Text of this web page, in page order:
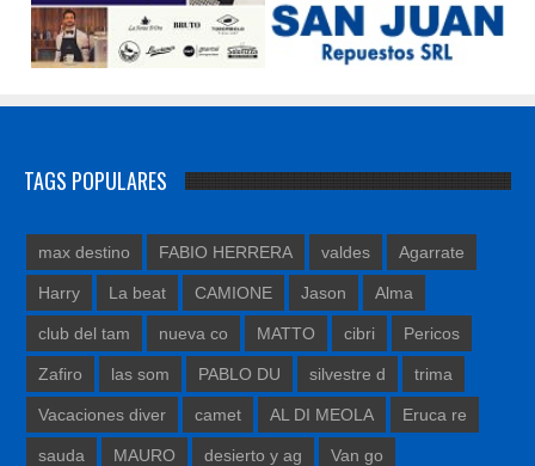
TAGS POPULARES
max destino FABIO HERRERA valdes Agarrate
Harry La beat CAMIONE Jason Alma
club del tam nueva co MATTO cibri Pericos
Zafiro las som PABLO DU silvestre d trima
Vacaciones diver camet AL DI MEOLA Eruca re
sauda MAURO desierto y ag Van go